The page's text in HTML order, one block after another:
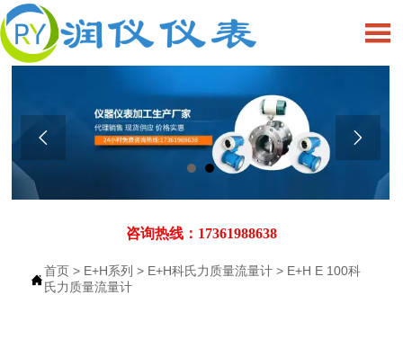

 
咨询热线：17361988638

首页 > E+H系列 > E+H科氏力质量流量计 > E+H E 100科
氏力质量流量计